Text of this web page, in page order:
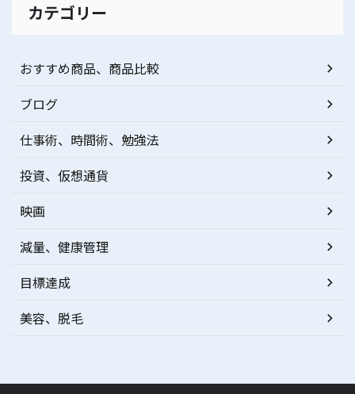
カテゴリー
おすすめ商品、商品比較
ブログ
仕事術、時間術、勉強法
投資、仮想通貨
映画
減量、健康管理
目標達成
美容、脱毛